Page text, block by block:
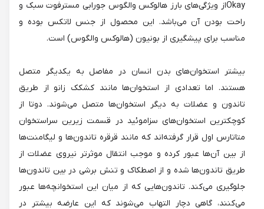
Okayاز ویژگی‌های بارز هالوکس والگوس جورابی مسترفوت سبک و
راحت بودن آن می‌باشد. این محصول از جنس لاتکس بوده و
مناسب برای پیشگیری از بونیون (هالوکس والگوس) است.
بیشتر استخوان‌های بدن انسان در مفاصل به یکدیگر متصل
هستند. اما تعدادی از استخوان‌ها مانند کشکک زانو از طریق
تاندون و عضلات به دیگر استخوان‌ها متصل می‌شوند. دوتا از
کوچکترین استخوان‌های سزاموئید در قسمت زیرین سراستخوان
متاتارس اول قرار گرفته‌اند که مانند قرقره تاندون‌ها و لیگامنت‌ها
از بین آن‌ها عبور کرده و موجب انتقال موثرتر نیروی عضلات از
طریق تاندون‌ها شده و از اصطکاک و تنش برشی در بین تاندون‌ها
جلوگیری می‌کند. تاندون‌هایی که از میان این استخوانچه‌ها عبور
می‌کنند، گاهی دچار التهاب می‌شوند که این عارضه بیشتر در